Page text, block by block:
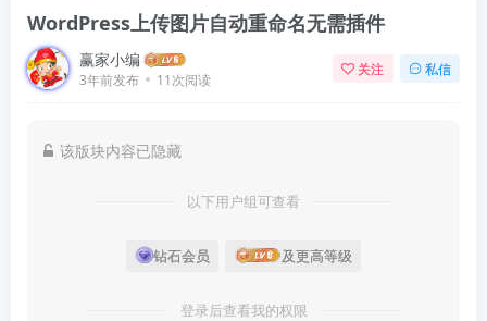
WordPress上传图片自动重命名无需插件
赢家小编
3年前发布 11次阅读
关注 私信
该版块内容已隐藏
以下用户组可查看
钻石会员 及更高等级
登录后查看我的权限